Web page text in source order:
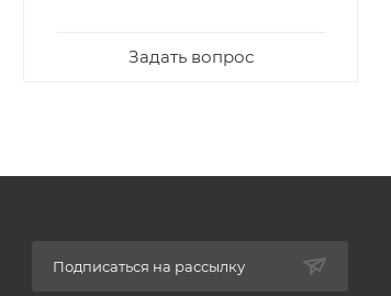
Задать вопрос
Подписаться на рассылку